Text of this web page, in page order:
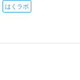
はくラボ